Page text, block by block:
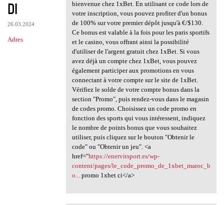
DI
26.03.2024
Adres
bienvenue chez 1xBet. En utilisant ce code lors de
votre inscription, vous pouvez profiter d'un bonus
de 100% sur votre premier dépôt jusqu'à €/$130.
Ce bonus est valable à la fois pour les paris sportifs
et le casino, vous offrant ainsi la possibilité
d'utiliser de l'argent gratuit chez 1xBet. Si vous
avez déjà un compte chez 1xBet, vous pouvez
également participer aux promotions en vous
connectant à votre compte sur le site de 1xBet.
Vérifiez le solde de votre compte bonus dans la
section "Promo", puis rendez-vous dans le magasin
de codes promo. Choisissez un code promo en
fonction des sports qui vous intéressent, indiquez
le nombre de points bonus que vous souhaitez
utiliser, puis cliquez sur le bouton "Obtenir le
code" ou "Obtenir un jeu". <a
href="https://enervitsport.es/wp-
content/pages/le_code_promo_de_1xbet_maroc_b
o...
promo 1xbet ci</a>